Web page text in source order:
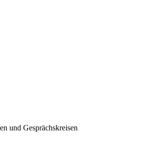
und Gesprächskreisen